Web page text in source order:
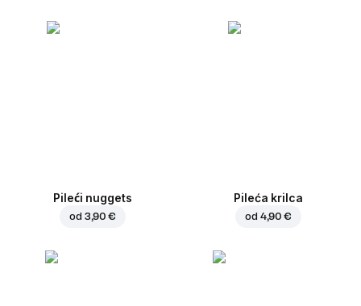
Pileći nuggets
od 3,90 €
Pileća krilca
od 4,90 €